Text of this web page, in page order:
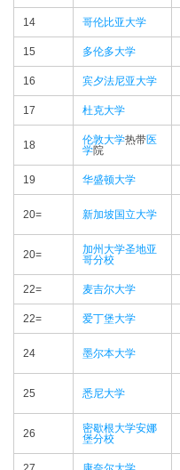
14 哥伦比亚大学
15 多伦多大学
16 宾夕法尼亚大学
17 杜克大学
18 伦敦大学热带医
学院
19 华盛顿大学
20= 新加坡国立大学
20=
加州大学圣地亚
哥分校
22= 麦吉尔大学
22= 爱丁堡大学
24 墨尔本大学
25 悉尼大学
26
密歇根大学安娜
堡分校